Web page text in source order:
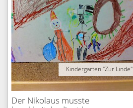
Kindergarten "Zur Linde"
Der Nikolaus musste